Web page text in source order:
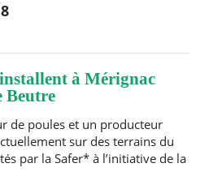
à Mérignac
Beutre
de poules et un producteur
sur des terrains du
par la Safer* à l’initiative de la